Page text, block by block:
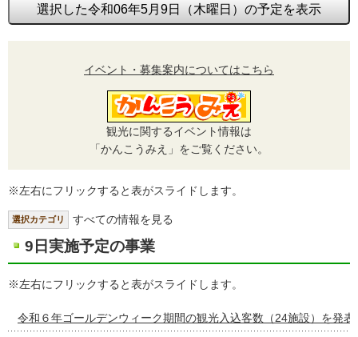
選択した令和06年5月9日（木曜日）の予定を表示
イベント・募集案内についてはこちら
観光に関するイベント情報は
「かんこうみえ」をご覧ください。
※左右にフリックすると表がスライドします。
選択カテゴリ すべての情報を見る
9日実施予定の事業
※左右にフリックすると表がスライドします。
令和６年ゴールデンウィーク期間の観光入込客数（24施設）を発表